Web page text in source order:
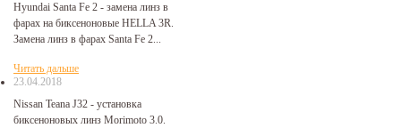
Hyundai Santa Fe 2 - замена линз в
фарах на биксеноновые HELLA 3R.
Замена линз в фарах Santa Fe 2...
Читать дальше
23.04.2018
Nissan Teana J32 - установка
биксеноновых линз Morimoto 3.0.